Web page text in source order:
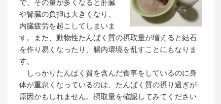
で、その量が多くなると肝臓
や腎臓の負担は大きくなり、
内臓疲労を起こしてしまいま
す。また、動物性たんぱく質の摂取量が増えると結石
を作り易くなったり、腸内環境を乱すことにもなりま
す。
しっかりたんぱく質を含んだ食事をしているのに身
体が重怠くなっているのは、たんぱく質の摂り過ぎが
原因かもしれません。摂取量を確認してみてください